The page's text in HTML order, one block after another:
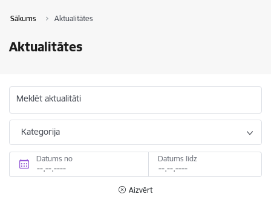
Sākums Aktualitātes
Aktualitātes
Meklēt aktualitāti
Kategorija
Datums no Datums līdz
Aizvērt